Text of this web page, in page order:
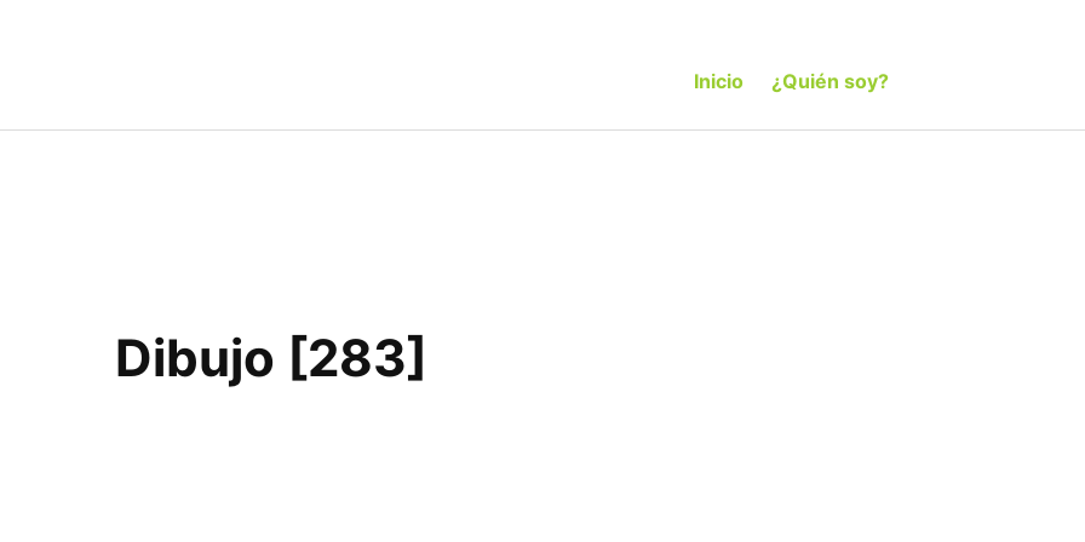
Inicio ¿Quién soy?
Dibujo [283]